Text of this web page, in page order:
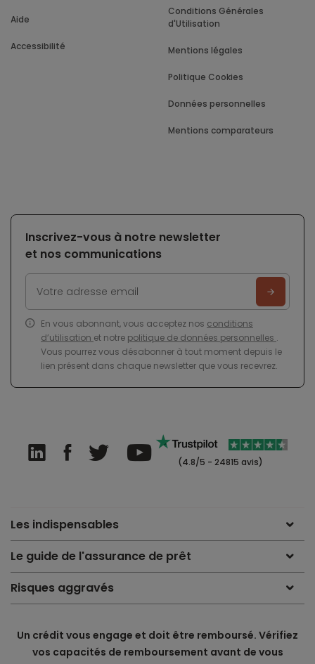
Aide
Accessibilité
Conditions Générales
d'Utilisation
Mentions légales
Politique Cookies
Données personnelles
Mentions comparateurs
Inscrivez-vous à notre newsletter
et nos communications
En vous abonnant, vous acceptez nos conditions
d’utilisation et notre politique de données personnelles .
Vous pourrez vous désabonner à tout moment depuis le
lien présent dans chaque newsletter que vous recevrez.
(4.8/5 - 24815 avis)
Les indispensables
Le guide de l'assurance de prêt
Risques aggravés
Un crédit vous engage et doit être remboursé. Vérifiez
vos capacités de remboursement avant de vous